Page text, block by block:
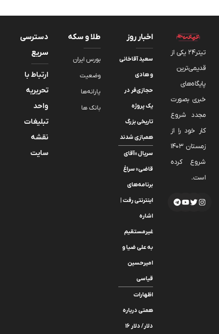
تیتر24 یکی از
قدیمی‌ترین
پایگاه‌های
خبری بصورت
مجدد شروع
کار خود را از
زمستان 1403
شروع کرده
است.
اخبار روز
سعید آقاخانی
و هادی
حجازی‌فر در
یک پروژه
تاریخی بزرگ
همبازی شدند
سریال «آقای
قاضی» سراغ
برنامه‌های
اینترنتی رفت |
اشاره
غیرمستقیم
به علی ضیا و
امیرحسین
قیاسی
اظهارات
همتی درباره
دلار/ دلار ۱۶
طلا و سکه
بورس ایران
وضعیت
یارانه‌ها
بانک ها
دسترسی
سریع
ارتباط با
تحریریه
واحد
تبلیغات
نقشه
سایت